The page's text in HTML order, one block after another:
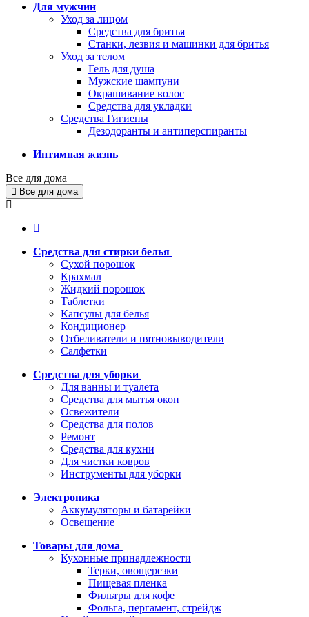
Для мужчин
Уход за лицом
Средства для бритья
Станки, лезвия и машинки для бритья
Уход за телом
Гель для душа
Мужские шампуни
Окрашивание волос
Средства для укладки
Средства Гигиены
Дезодоранты и антиперспиранты
Интимная жизнь
Все для дома
Все для дома
Средства для стирки белья
Сухой порошок
Крахмал
Жидкий порошок
Таблетки
Капсулы для белья
Кондиционер
Отбеливатели и пятновыводители
Салфетки
Средства для уборки
Для ванны и туалета
Средства для мытья окон
Освежители
Средства для полов
Ремонт
Средства для кухни
Для чистки ковров
Инструменты для уборки
Электроника
Аккумуляторы и батарейки
Освещение
Товары для дома
Кухонные принадлежности
Терки, овощерезки
Пищевая пленка
Фильтры для кофе
Фольга, пергамент, стрейдж